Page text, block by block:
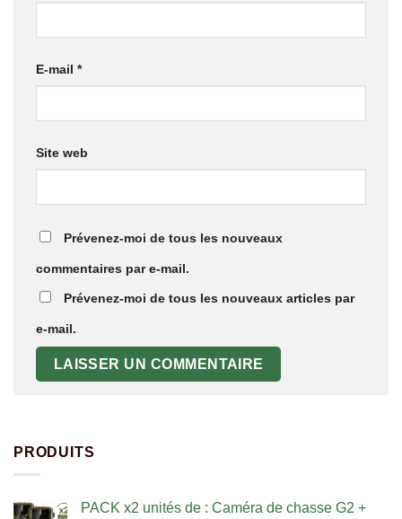
E-mail *
Site web
Prévenez-moi de tous les nouveaux
commentaires par e-mail.
Prévenez-moi de tous les nouveaux articles par
e-mail.
PRODUITS
PACK x2 unités de : Caméra de chasse G2 +